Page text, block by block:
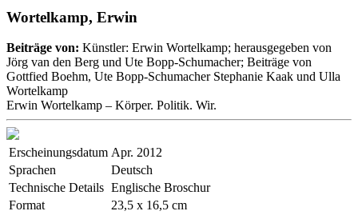
Wortelkamp, Erwin
Beiträge von: Künstler: Erwin Wortelkamp; herausgegeben von
Jörg van den Berg und Ute Bopp-Schumacher; Beiträge von
Gottfied Boehm, Ute Bopp-Schumacher Stephanie Kaak und Ulla
Wortelkamp
Erwin Wortelkamp – Körper. Politik. Wir.
Erscheinungsdatum Apr. 2012
Sprachen
Deutsch
Technische Details Englische Broschur
Format
23,5 x 16,5 cm